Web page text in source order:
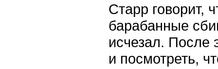
Старр говорит,
барабанные
исчезал. После
и посмотреть,